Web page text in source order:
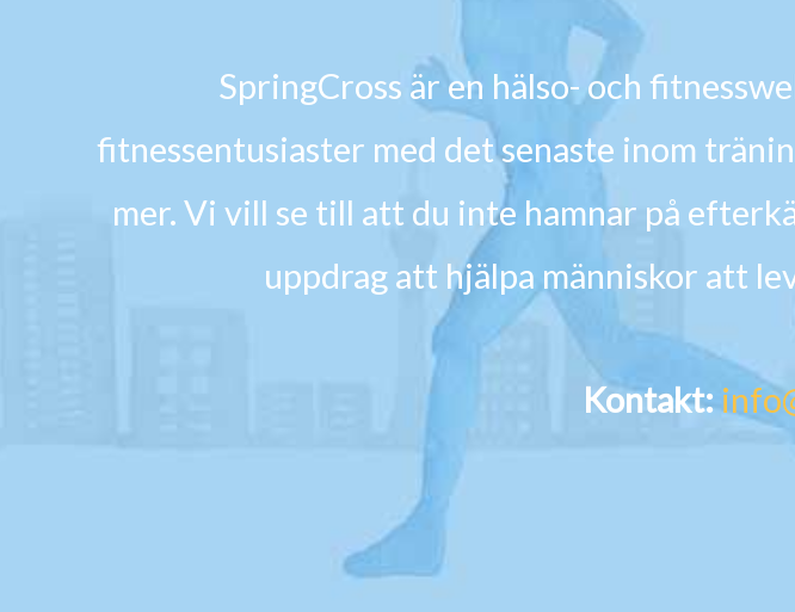
SpringCross är en hälso- och
fitnessentusiaster med det senaste inom
mer. Vi vill se till att du inte hamnar på
uppdrag att hjälpa människor att
Kontakt: